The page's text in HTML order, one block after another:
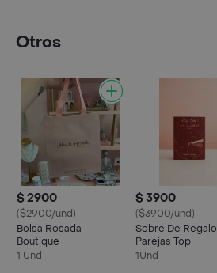
Otros
$ 2900
($2900/und)
Bolsa Rosada
Boutique
1 Und
$ 3900
($3900/und)
Sobre De Regalo
Parejas Top
1Und